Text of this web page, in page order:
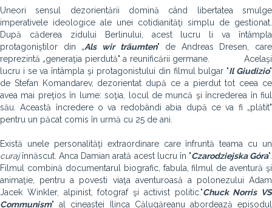
Uneori sensul dezorientării domină când libertatea smulge
imperativele ideologice ale unei cotidianităţi simplu de gestionat.
După căderea zidului Berlinului, acest lucru li va întâmpla
protagoniştilor din „Als wir träumten" de Andreas Dresen, care
reprezintă „generaţia pierdută" a reunificării germane. Acelaşi
lucru i se va întâmpla şi protagonistului din filmul bulgar "Il Giudizio"
de Stefan Komandarev, dezorientat după ce a pierdut tot ceea ce
avea mai preţios în lume: soţia, locul de muncă şi încrederea în fiul
său. Această încredere o va redobândi abia după ce va fi „plătit"
pentru un păcat comis în urmă cu 25 de ani.
Există unele personalităţi extraordinare care înfruntă teama cu un
curajînnăscut. Anca Damian arată acest lucru în "Czarodziejska Góra".
Filmul combină documentarul biografic, fabula, filmul de aventură şi
animaţie, pentru a povesti viaţa aventuroasă a polonezului Adam
Jacek Winkler, alpinist, fotograf şi activist politic."Chuck Norris VS
Communism" al cineastei Ilinca Călugăreanu abordează episodul